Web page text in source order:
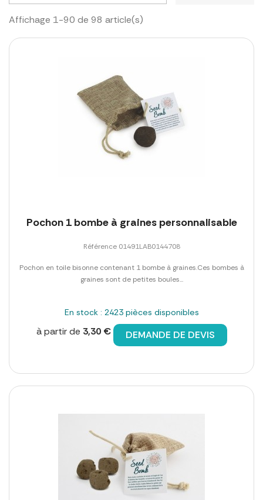
Affichage 1-90 de 98 article(s)
Pochon 1 bombe à graines personnalisable
Référence 01491LAB0144708
Pochon en toile bisonne contenant 1 bombe à graines.Ces bombes à
graines sont de petites boules...
En stock : 2423 pièces disponibles
à partir de 3,30 € DEMANDE DE DEVIS